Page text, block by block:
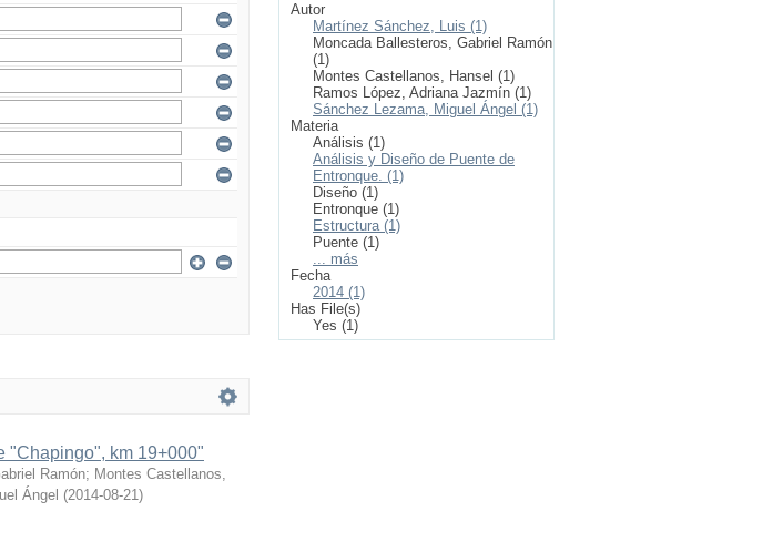
"Chapingo", km 19+000"
Ramón; Montes Castellanos,
Ángel (2014-08-21)
Autor
Martínez Sánchez, Luis (1)
Moncada Ballesteros, Gabriel Ramón
(1)
Montes Castellanos, Hansel (1)
Ramos López, Adriana Jazmín (1)
Sánchez Lezama, Miguel Ángel (1)
Materia
Análisis (1)
Análisis y Diseño de Puente de
Entronque. (1)
Diseño (1)
Entronque (1)
Estructura (1)
Puente (1)
... más
Fecha
2014 (1)
Has File(s)
Yes (1)